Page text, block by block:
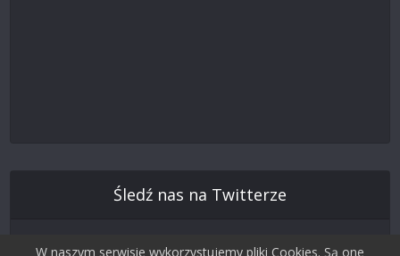
Śledź nas na Twitterze
W naszym serwisie wykorzystujemy pliki Cookies. Są one